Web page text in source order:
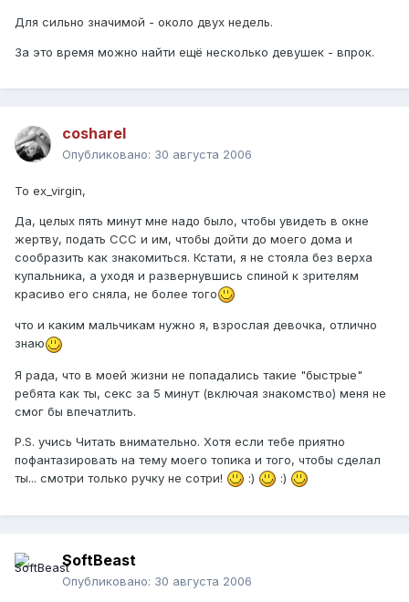
Для сильно значимой - около двух недель.
За это время можно найти ещё несколько девушек - впрок.
cosharel
Опубликовано: 30 августа 2006
To ex_virgin,
Да, целых пять минут мне надо было, чтобы увидеть в окне
жертву, подать ССС и им, чтобы дойти до моего дома и
сообразить как знакомиться. Кстати, я не стояла без верха
купальника, а уходя и развернувшись спиной к зрителям
красиво его сняла, не более того
что и каким мальчикам нужно я, взрослая девочка, отлично
знаю
Я рада, что в моей жизни не попадались такие "быстрые"
ребята как ты, секс за 5 минут (включая знакомство) меня не
смог бы впечатлить.
P.S. учись Читать внимательно. Хотя если тебе приятно
пофантазировать на тему моего топика и того, чтобы сделал
ты... смотри только ручку не сотри!
:) :)
SoftBeast
Опубликовано: 30 августа 2006